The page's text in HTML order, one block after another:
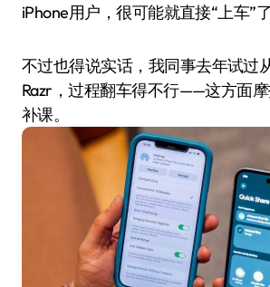
iPhone用户，很可能就直接“上车”了
不过也得说实话，我同事去年试过
Razr，过程翻车得不行——这方面
补课。